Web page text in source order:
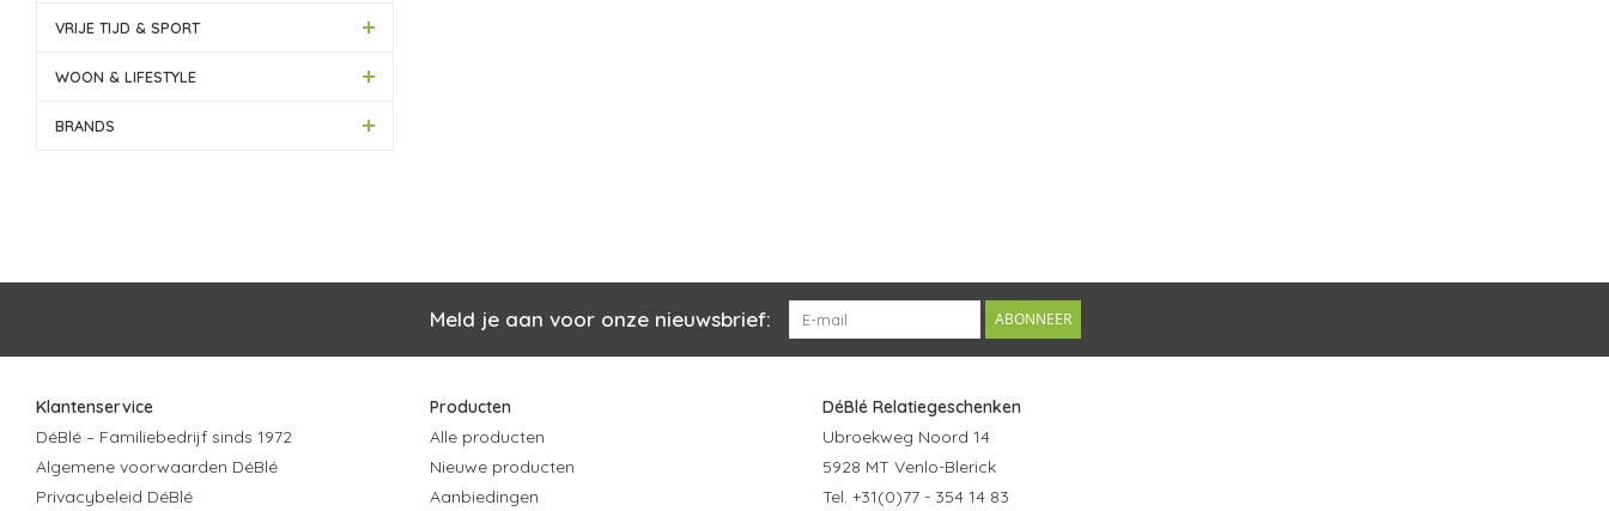
VRIJE TIJD & SPORT
WOON & LIFESTYLE
BRANDS
Meld je aan voor onze nieuwsbrief: ABONNEER
Klantenservice
DéBlé – Familiebedrijf sinds 1972
Algemene voorwaarden DéBlé
Privacybeleid DéBlé
Producten
Alle producten
Nieuwe producten
Aanbiedingen
DéBlé Relatiegeschenken
Ubroekweg Noord 14
5928 MT Venlo-Blerick
Tel. +31(0)77 - 354 14 83